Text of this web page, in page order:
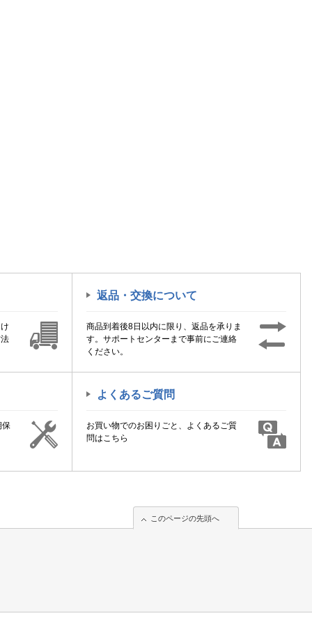
返品・交換について
商品到着後8日以内に限り、返品を承りま
す。サポートセンターまで事前にご連絡
ください。
保
よくあるご質問
お買い物でのお困りごと、よくあるご質
問はこちら
このページの先頭へ
このページの先頭へ